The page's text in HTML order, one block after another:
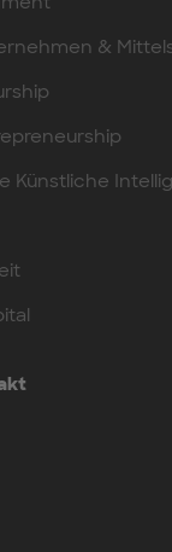
&
Künstliche